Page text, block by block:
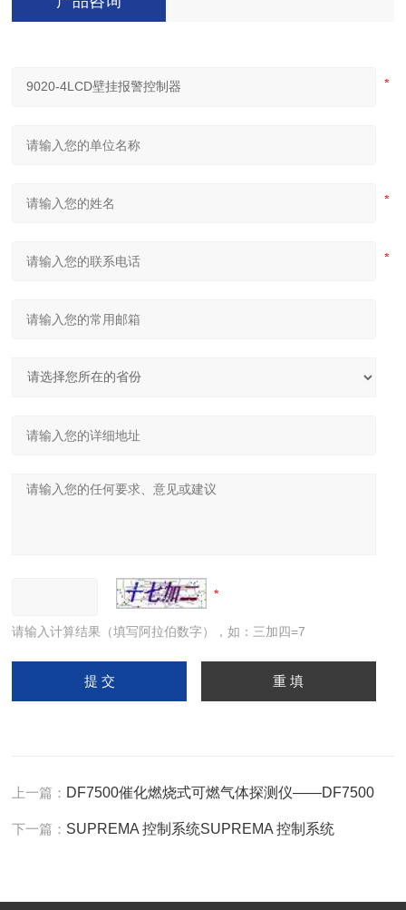
请输入计算结果（填写阿拉伯数字），如：三加四=7
上一篇： DF7500催化燃烧式可燃气体探测仪——DF7500
下一篇： SUPREMA 控制系统SUPREMA 控制系统